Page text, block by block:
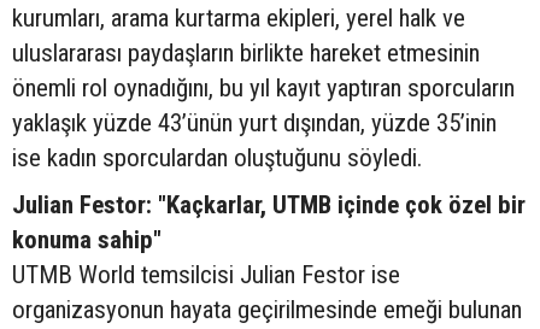
kurumları, arama kurtarma ekipleri, yerel halk ve
uluslararası paydaşların birlikte hareket etmesinin
önemli rol oynadığını, bu yıl kayıt yaptıran sporcuların
yaklaşık yüzde 43’ünün yurt dışından, yüzde 35’inin
ise kadın sporculardan oluştuğunu söyledi.
Julian Festor: "Kaçkarlar, UTMB içinde çok özel bir
konuma sahip"
UTMB World temsilcisi Julian Festor ise
organizasyonun hayata geçirilmesinde emeği bulunan